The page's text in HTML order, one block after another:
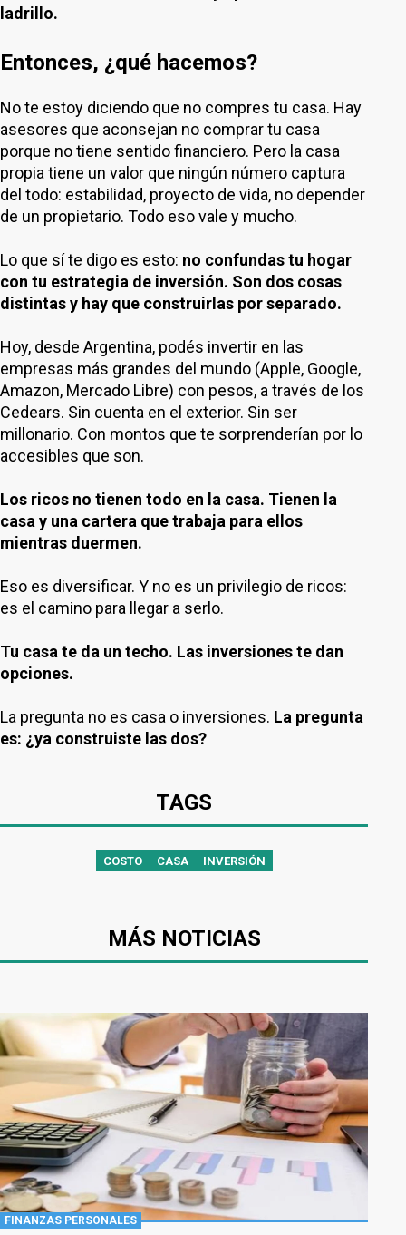
ladrillo.
Entonces, ¿qué hacemos?
No te estoy diciendo que no compres tu casa. Hay
asesores que aconsejan no comprar tu casa
porque no tiene sentido financiero. Pero la casa
propia tiene un valor que ningún número captura
del todo: estabilidad, proyecto de vida, no depender
de un propietario. Todo eso vale y mucho.
Lo que sí te digo es esto: no confundas tu hogar
con tu estrategia de inversión. Son dos cosas
distintas y hay que construirlas por separado.
Hoy, desde Argentina, podés invertir en las
empresas más grandes del mundo (Apple, Google,
Amazon, Mercado Libre) con pesos, a través de los
Cedears. Sin cuenta en el exterior. Sin ser
millonario. Con montos que te sorprenderían por lo
accesibles que son.
Los ricos no tienen todo en la casa. Tienen la
casa y una cartera que trabaja para ellos
mientras duermen.
Eso es diversificar. Y no es un privilegio de ricos:
es el camino para llegar a serlo.
Tu casa te da un techo. Las inversiones te dan
opciones.
La pregunta no es casa o inversiones. La pregunta
es: ¿ya construiste las dos?
TAGS
COSTO CASA INVERSIÓN
MÁS NOTICIAS
FINANZAS PERSONALES